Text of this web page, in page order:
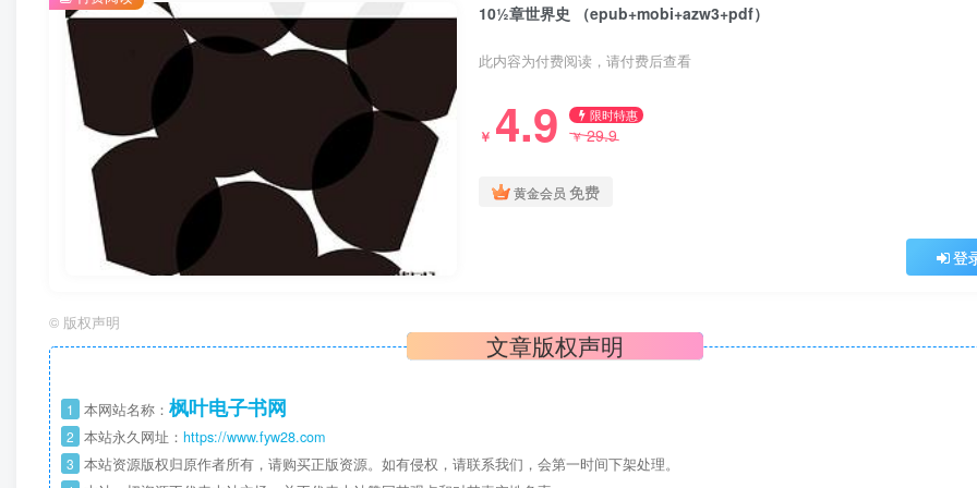
10½章世界史 （epub+mobi+azw3+pdf）
此内容为付费阅读，请付费后查看
￥ 4.9 限时特惠
￥29.9
黄金会员 免费
登
© 版权声明
文章版权声明
1 本网站名称： 枫叶电子书网
2 本站永久网址： https://www.fyw28.com
3 本站资源版权归原作者所有，请购买正版资源。如有侵权，请联系我们，会第一时间下架处理。